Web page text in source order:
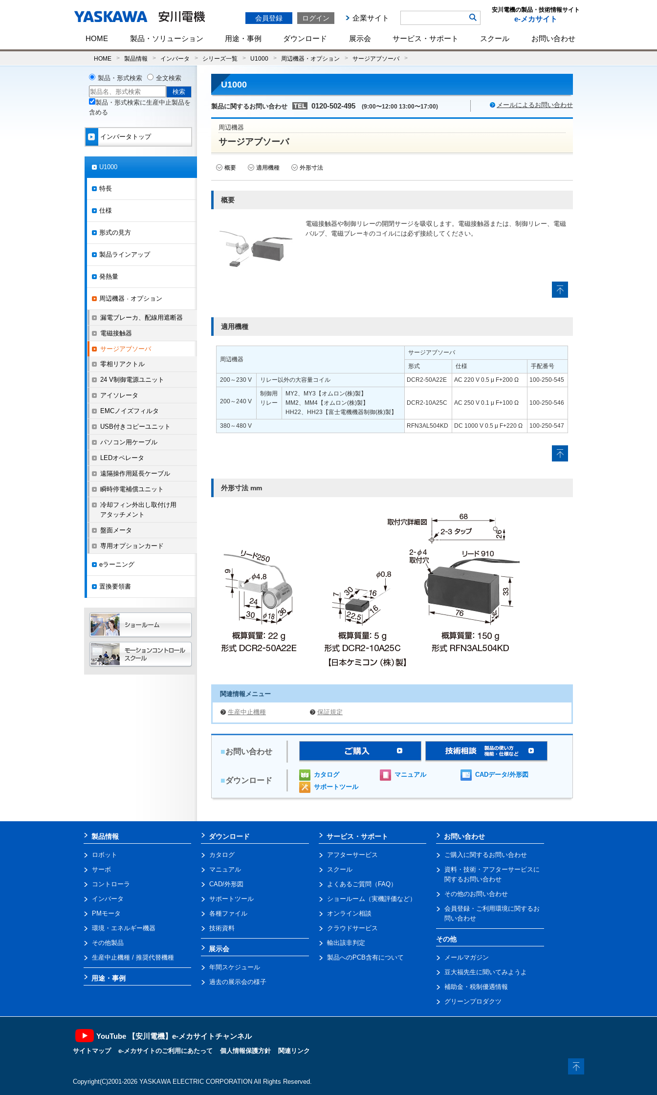
会員登録 ログイン 企業サイト
安川電機の製品・技術情報サイト
e-メカサイト
HOME 製品・ソリューション 用途・事例 ダウンロード 展示会 サービス・サポート スクール お問い合わせ
HOME 製品情報 インバータ シリーズ一覧 U1000 周辺機器・オプション サージアブソーバ
U1000
製品に関するお問い合わせ 0120-502-495 (9:00〜12:00 13:00〜17:00) メールによるお問い合わせ
周辺機器
サージアブソーバ
概要 適用機種 外形寸法
概要
電磁接触器や制御リレーの開閉サージを吸収します。電磁接触器または、制御リレー、電磁
バルブ、電磁ブレーキのコイルには必ず接続してください。
適用機種
周辺機器
サージアブソーバ
形式
仕様
手配番号
200～230 V
リレー以外の大容量コイル DCR2-50A22E AC 220 V 0.5 μ F+200 Ω 100-250-545
200～240 V
制御用
リレー
MY2、MY3【オムロン(株)製】
MM2、MM4【オムロン(株)製】
HH22、HH23【富士電機機器制御(株)製】
DCR2-10A25C AC 250 V 0.1 μ F+100 Ω 100-250-546
380～480 V RFN3AL504KD DC 1000 V 0.5 μ F+220 Ω 100-250-547
外形寸法 mm
関連情報メニュー
生産中止機種 保証規定
■お問い合わせ
■ダウンロード
カタログ マニュアル
CADデータ/外形図
サポートツール
製品・形式検索 全文検索
製品・形式検索に生産中止製品を
含める
インバータトップ
U1000
特長
仕様
形式の見方
製品ラインアップ
発熱量
周辺機器 · オプション
漏電ブレーカ、配線用遮断器
電磁接触器
サージアブソーバ
零相リアクトル
24 V制御電源ユニット
アイソレータ
EMCノイズフィルタ
USB付きコピーユニット
パソコン用ケーブル
LEDオペレータ
遠隔操作用延長ケーブル
瞬時停電補償ユニット
冷却フィン外出し取付け用
アタッチメント
盤面メータ
専用オプションカード
eラーニング
置換要領書
製品情報
ロボット
サーボ
コントローラ
インバータ
PMモータ
環境・エネルギー機器
その他製品
生産中止機種 / 推奨代替機種
用途・事例
ダウンロード
カタログ
マニュアル
CAD/外形図
サポートツール
各種ファイル
技術資料
展示会
年間スケジュール
過去の展示会の様子
サービス・サポート
アフターサービス
スクール
よくあるご質問（FAQ）
ショールーム（実機評価など）
オンライン相談
クラウドサービス
輸出該非判定
製品へのPCB含有について
お問い合わせ
ご購入に関するお問い合わせ
資料・技術・アフターサービスに
関するお問い合わせ
その他のお問い合わせ
会員登録・ご利用環境に関するお
問い合わせ
その他
メールマガジン
豆大福先生に聞いてみようよ
補助金・税制優遇情報
グリーンプロダクツ
YouTube 【安川電機】e-メカサイトチャンネル
サイトマップ e-メカサイトのご利用にあたって 個人情報保護方針 関連リンク
Copyright(C)2001‐2026 YASKAWA ELECTRIC CORPORATION All Rights Reserved.